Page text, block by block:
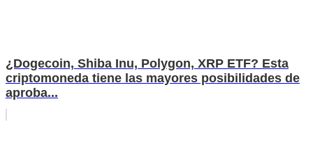
¿Dogecoin, Shiba Inu, Polygon, XRP ETF? Esta
criptomoneda tiene las mayores posibilidades de
aproba...